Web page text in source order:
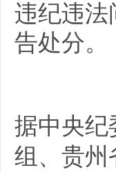
违纪违法
告处分。
据中央纪
组、贵州